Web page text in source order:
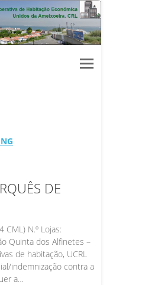
DE
CML) N.º Lojas:
Quinta dos Alfinetes –
de habitação, UCRL
indemnização contra a
a…